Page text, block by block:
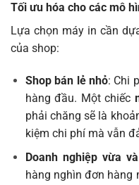
Tối ưu hóa cho các mô
Lựa chọn máy in cần
của shop:
Shop bán lẻ nhỏ: Chi
hàng đầu. Một chiếc
phải chăng sẽ là
kiệm chi phí mà vẫn
Doanh nghiệp vừa
hàng nghìn đơn hàng